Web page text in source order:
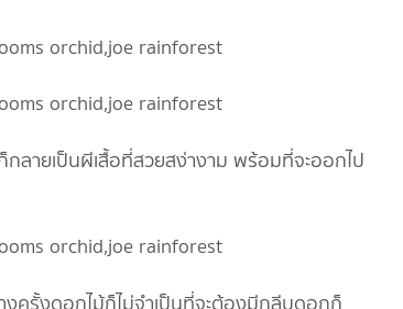
ลายเป็นผีเสื้อที่สวยสง่างาม พร้อมที่จะออกไป